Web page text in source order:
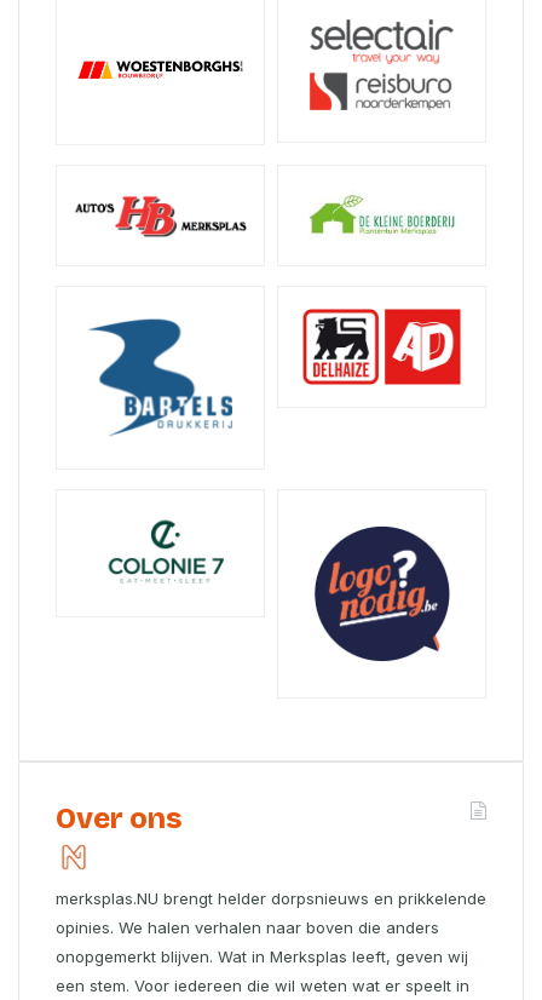
Over ons
merksplas.NU brengt helder dorpsnieuws en prikkelende
opinies. We halen verhalen naar boven die anders
onopgemerkt blijven. Wat in Merksplas leeft, geven wij
een stem. Voor iedereen die wil weten wat er speelt in